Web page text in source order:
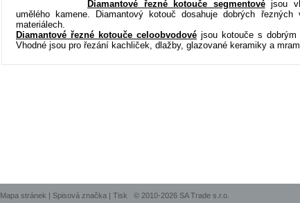
Diamantové řezné kotouče segmentovéjsou
umělého kamene. Diamantový kotouč dosahuje dobrých
materiálech.
Diamantové řezné kotouče celoobvodové jsou kotouče s
Vhodné jsou pro řezání kachliček, dlažby, glazované keramiky a
Mapa stránek | Spisová značka | Tisk © 2010-2026 SA Trade s.r.o.